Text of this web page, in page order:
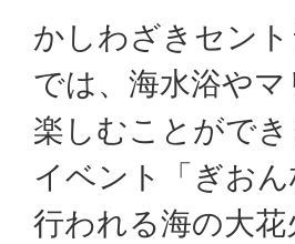
かしわざきセン
では、海水浴や
楽しむことがで
イベント「ぎお
行われる海の大